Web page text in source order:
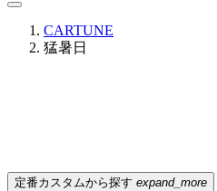
CARTUNE
猛暑日
定番カスタムから探す expand_more